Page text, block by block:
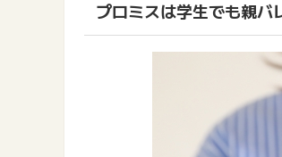
プロミスは学生でも親バ